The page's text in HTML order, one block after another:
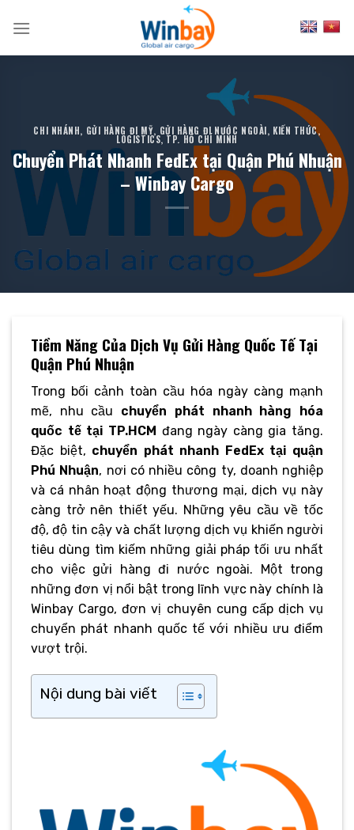
CHI NHÁNH, GỬI HÀNG ĐI MỸ, GỬI HÀNG ĐI NƯỚC NGOÀI, KIẾN THỨC,
LOGISTICS, TP. HỒ CHÍ MINH
Chuyển Phát Nhanh FedEx tại Quận Phú Nhuận
– Winbay Cargo
Tiềm Năng Của Dịch Vụ Gửi Hàng Quốc Tế Tại
Quận Phú Nhuận
Trong bối cảnh toàn cầu hóa ngày càng mạnh
mẽ, nhu cầu chuyển phát nhanh hàng hóa
quốc tế tại TP.HCM đang ngày càng gia tăng.
Đặc biệt, chuyển phát nhanh FedEx tại quận
Phú Nhuận, nơi có nhiều công ty, doanh nghiệp
và cá nhân hoạt động thương mại, dịch vụ này
càng trở nên thiết yếu. Những yêu cầu về tốc
độ, độ tin cậy và chất lượng dịch vụ khiến người
tiêu dùng tìm kiếm những giải pháp tối ưu nhất
cho việc gửi hàng đi nước ngoài. Một trong
những đơn vị nổi bật trong lĩnh vực này chính là
Winbay Cargo, đơn vị chuyên cung cấp dịch vụ
chuyển phát nhanh quốc tế với nhiều ưu điểm
vượt trội.
Nội dung bài viết